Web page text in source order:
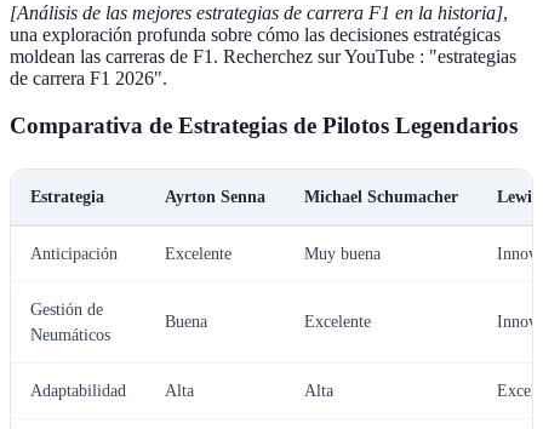
[Análisis de las mejores estrategias de carrera F1 en la historia],
una exploración profunda sobre cómo las decisiones estratégicas
moldean las carreras de F1. Recherchez sur YouTube : "estrategias
de carrera F1 2026".
Comparativa de Estrategias de Pilotos Legendarios
Estrategia Ayrton Senna Michael Schumacher
Anticipación Excelente Muy buena
Gestión de
Neumáticos
Buena Excelente
Adaptabilidad Alta Alta